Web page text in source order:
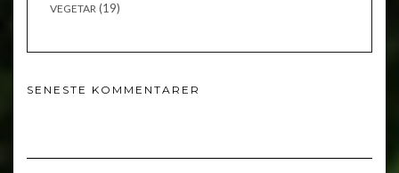
VEGETAR (19)
SENESTE KOMMENTARER